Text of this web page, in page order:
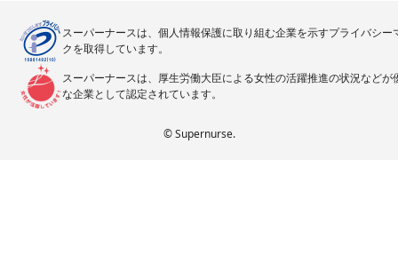
スーパーナースは、個人情報保護に取り組む企業を示すプライバシー
クを取得しています。
スーパーナースは、厚生労働大臣による女性の活躍推進の状況などが
な企業として認定されています。
© Supernurse.